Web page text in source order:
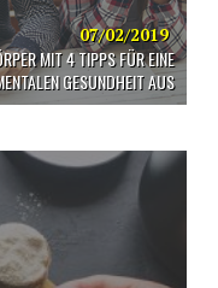
07/02/2019
MIT 4 TIPPS FÜR EINE
GESUNDHEIT AUS